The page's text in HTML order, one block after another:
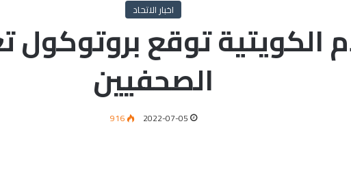
اخبار الاتحاد
الكويتية توقع
الصحفيين
2022-07-05
916